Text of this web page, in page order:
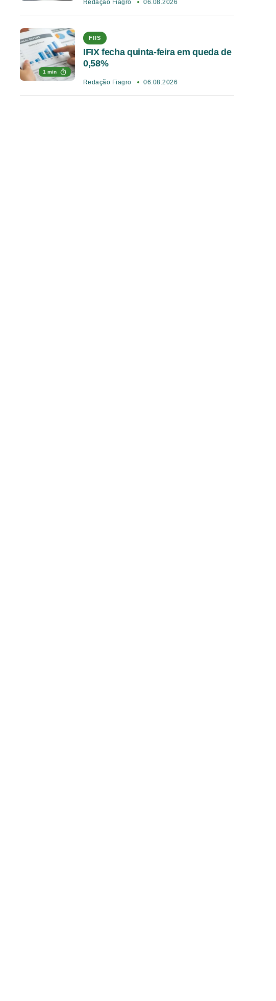
Redação Fiagro 06.08.2026
1 min
FIIS
IFIX fecha quinta-feira em queda de
0,58%
Redação Fiagro 06.08.2026